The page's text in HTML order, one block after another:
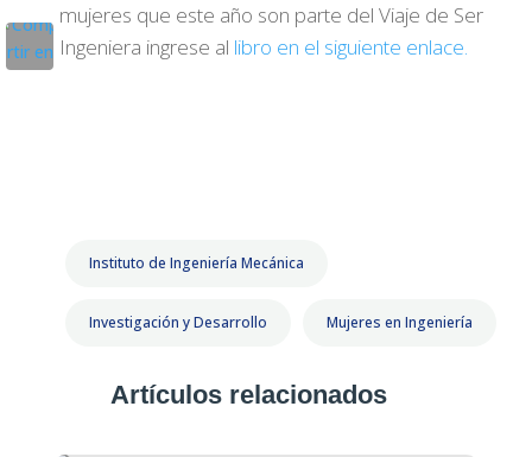
mujeres que este año son parte del Viaje de Ser
Ingeniera ingrese al libro en el siguiente enlace.
Instituto de Ingeniería Mecánica
Investigación y Desarrollo Mujeres en Ingeniería
Artículos relacionados